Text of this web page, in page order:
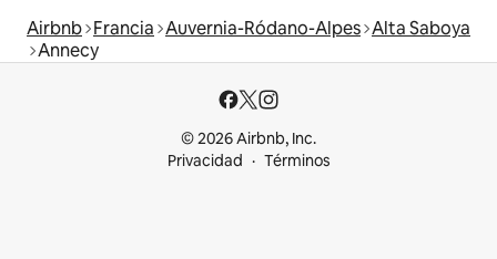
Airbnb Francia Auvernia-Ródano-Alpes Alta Saboya
Annecy
© 2026 Airbnb, Inc.
Privacidad
Términos